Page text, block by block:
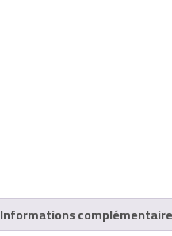
Informations